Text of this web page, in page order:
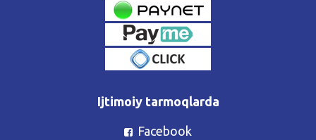
Ijtimoiy tarmoqlarda
Facebook